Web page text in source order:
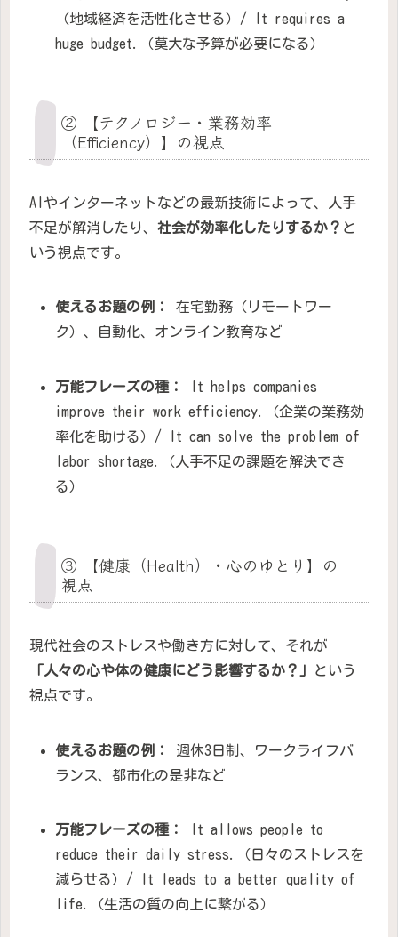
（地域経済を活性化させる）/ It requires a
huge budget.（莫大な予算が必要になる）
② 【テクノロジー・業務効率
（Efficiency）】の視点
AIやインターネットなどの最新技術によって、人手
不足が解消したり、 社会が効率化したりするか？ と
いう視点です。
使えるお題の例：
在宅勤務（リモートワー
ク）、自動化、オンライン教育など
万能フレーズの種：
It helps companies
improve their work efficiency.（企業の業務効
率化を助ける）/ It can solve the problem of
labor shortage.（人手不足の課題を解決でき
る）
③ 【健康（Health）・心のゆとり】の
視点
現代社会のストレスや働き方に対して、それが
「人々の心や体の健康にどう影響するか？」
という
視点です。
使えるお題の例：
週休3日制、ワークライフバ
ランス、都市化の是非など
万能フレーズの種：
It allows people to
reduce their daily stress.（日々のストレスを
減らせる）/ It leads to a better quality of
life.（生活の質の向上に繋がる）